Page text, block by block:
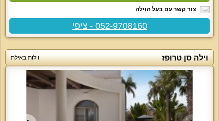
צור קשר עם בעל הוילה
052-9708160 - ציפי
וילה סן טרופז וילות באילת